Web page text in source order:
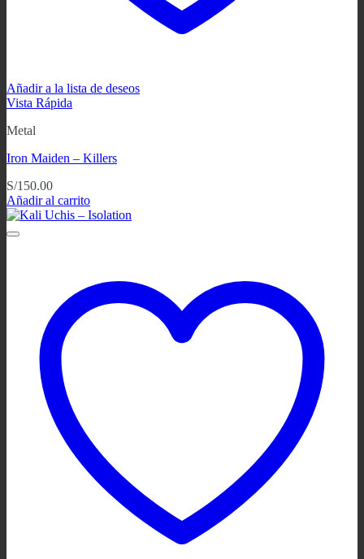
Añadir a la lista de deseos
Vista Rápida
Metal
Iron Maiden – Killers
S/150.00
Añadir al carrito